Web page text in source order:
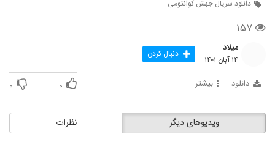
دانلود سریال جهش کوانتومی
۱۵۷
میلاد
۱۴ آبان ۱۴۰۱ دنبال کردن
دانلود بیشتر ۰ ۰
نظرات ویدیوهای دیگر